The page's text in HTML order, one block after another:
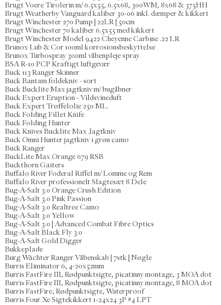
Brugt Voere Tirolerin m/ 6.5x55, 6.5x68, 300WM, 8x68 & 375HH
Brugt Weatherby Vanguard kaliber 30-06 inkl. dæmper & kikkert
Brugt Winchester 270 Pump | 22LR | 50cm
Brugt Winchester 70 kaliber 6.5x55 med kikkert
Brugt Winchester Model 9422 Cheyenne Carbine .22 LR
Brunox Lub & Cor 100ml korrosionsbeskyttelse
Brunox Turbospray 300ml våbenpleje spray
BSA R-10 PCP Kraftigt luftgevær
Buck 113 Ranger Skinner
Buck Bantam foldekniv - sort
Buck Bucklite Max jagtkniv m/ bugåbner
Buck Expert Eruption - Vildsvineduft
Buck Expert Trøffelolie 250 ML.
Buck Folding Fillet Knife
Buck Folding Hunter
Buck Knives Bucklite Max Jagtkniv
Buck Omni Hunter jagtkniv i grøn camo
Buck Ranger
BuckLite Max Orange 679 RSB
Buckthorn Gaiters
Buffalo River Foderal Riffel m/ Lomme og Rem
Buffalo River professionelt Slagtesæt 8 Dele
Bug-A-Salt 3.0 Orange Crush Edition
Bug-A-Salt 3.0 Pink Passion
Bug-A-Salt 3.0 Realtree Camo
Bug-A-Salt 3.0 Yellow
Bug-A-Salt 3.0 | Advanced Combat Fibre Optics
Bug-A-Salt Black Fly 3.0
Bug-A-Salt Gold Digger
Bukkeplade
Burg Wächter Ranger Våbenskab | 7stk | Nøgle
Burris Eliminator 6, 4-20x52mm
Burris FastFire III, Rødpunktsigte, picatinny montage, 3 MOA dot
Burris FastFire III, Rødpunktsigte, picatinny montage, 8 MOA dot
Burris FastFire, Rødpunktsigte, Waterproof
Burris Four Xe Sigtekikkert 1-24x24 3P #4 LPT